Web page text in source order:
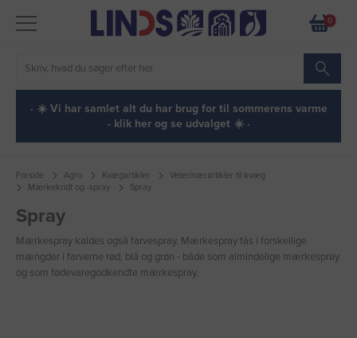
0
· ☀️ Vi har samlet alt du har brug for til sommerens varme
- klik her og se udvalget ☀️ ·
Forside Agro Kvægartikler
Veterinærartikler til kvæg
Mærkekridt og -spray
Spray
Spray
Mærkespray kaldes også farvespray. Mærkespray fås i forskellige
mængder i farverne rød, blå og grøn - både som almindelige mærkespray
og som fødevaregodkendte mærkespray.